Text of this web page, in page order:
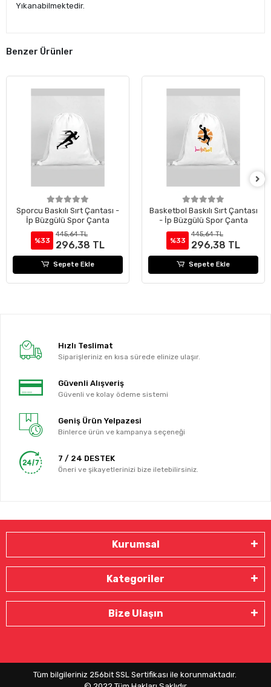
Yıkanabilmektedir.
Benzer Ürünler
Sporcu Baskılı Sırt Çantası -
İp Büzgülü Spor Çanta
%33
445,64 TL
296,38 TL
Sepete Ekle
Basketbol Baskılı Sırt Çantası
- İp Büzgülü Spor Çanta
%33
445,64 TL
296,38 TL
Sepete Ekle
Hızlı Teslimat
Siparişleriniz en kısa sürede elinize ulaşır.
Güvenli Alışveriş
Güvenli ve kolay ödeme sistemi
Geniş Ürün Yelpazesi
Binlerce ürün ve kampanya seçeneği
7 / 24 DESTEK
Öneri ve şikayetlerinizi bize iletebilirsiniz.
Kurumsal
Kategoriler
Bize Ulaşın
Tüm bilgileriniz 256bit SSL Sertifikası ile korunmaktadır.